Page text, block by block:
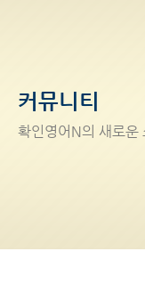
커뮤니티
확인영어 N의 새로운